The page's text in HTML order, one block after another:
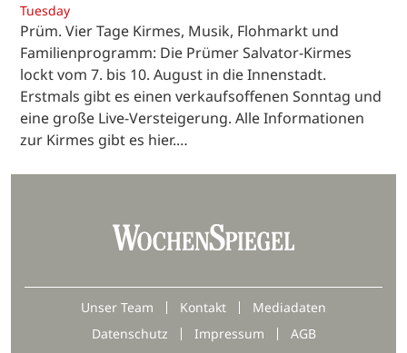
Tuesday
Prüm. Vier Tage Kirmes, Musik, Flohmarkt und
Familienprogramm: Die Prümer Salvator-Kirmes
lockt vom 7. bis 10. August in die Innenstadt.
Erstmals gibt es einen verkaufsoffenen Sonntag und
eine große Live-Versteigerung. Alle Informationen
zur Kirmes gibt es hier.…
Unser Team Kontakt
Mediadaten
Datenschutz
Impressum
AGB